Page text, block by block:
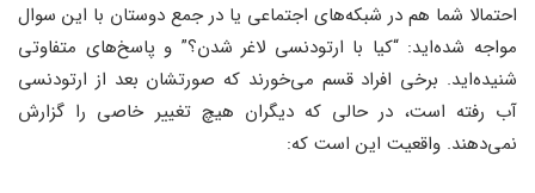
احتمالا شما هم در شبکه‌های اجتماعی یا در جمع دوستان با این سوال
مواجه شده‌اید: “کیا با ارتودنسی لاغر شدن؟” و پاسخ‌های متفاوتی
شنیده‌اید. برخی افراد قسم می‌خورند که صورتشان بعد از ارتودنسی
آب رفته است، در حالی که دیگران هیچ تغییر خاصی را گزارش
نمی‌دهند. واقعیت این است که: